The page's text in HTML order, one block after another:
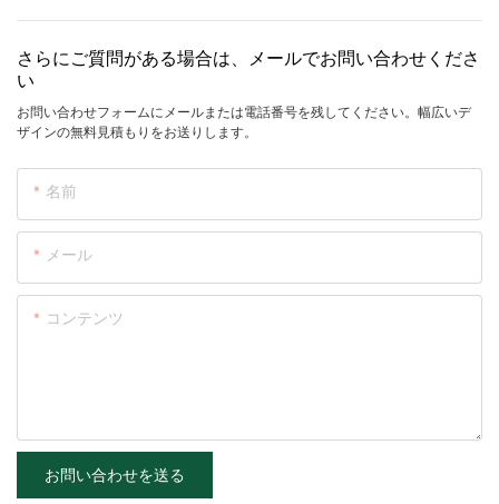
さらにご質問がある場合は、メールでお問い合わせくださ
い
お問い合わせフォームにメールまたは電話番号を残してください。幅広いデ
ザインの無料見積もりをお送りします。
名前
メール
コンテンツ
お問い合わせを送る